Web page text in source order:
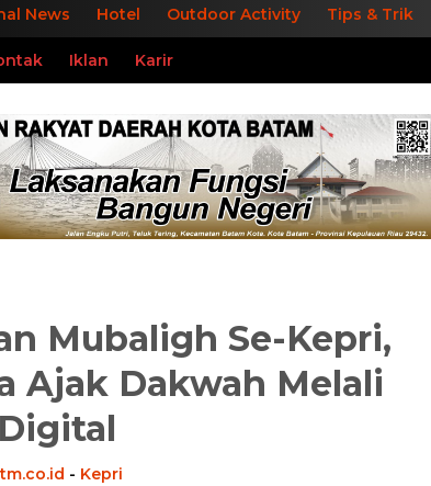
News Hotel Outdoor Activity Tips & Trik
Iklan Karir
Mubaligh Se-Kepri,
Ajak Dakwah Melali
Digital
- Kepri